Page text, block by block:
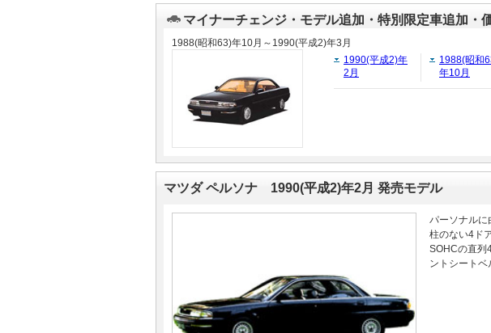
マイナーチェンジ・モデル追加・特別限定車追加・
1988(昭和63)年10月～1990(平成2)年3月
1990(平成2)年
2月
1988(昭和
年10月
マツダ ペルソナ 1990(平成2)年2月 発売モデル
パーソナルに
柱のない4ド
SOHCの直列
ントシートベ